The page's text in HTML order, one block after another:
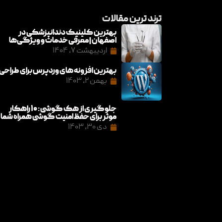
ترند ترین مقالات
بهترین کلینیک دندانپزشکی در
اصفهان | معرفی خدمات و ویژگی‌ها
اردیبهشت ۷, ۱۴۰۴
بهترین افزونه های وردپرس برای
بهمن ۲, ۱۴۰۳
جلوگیری از هک گوشی: ۱۰ راهکار
موثر برای حفظ امنیت گوشی همراه شما
دی ۳۰, ۱۴۰۳